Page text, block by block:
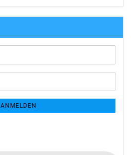
ANMELDEN